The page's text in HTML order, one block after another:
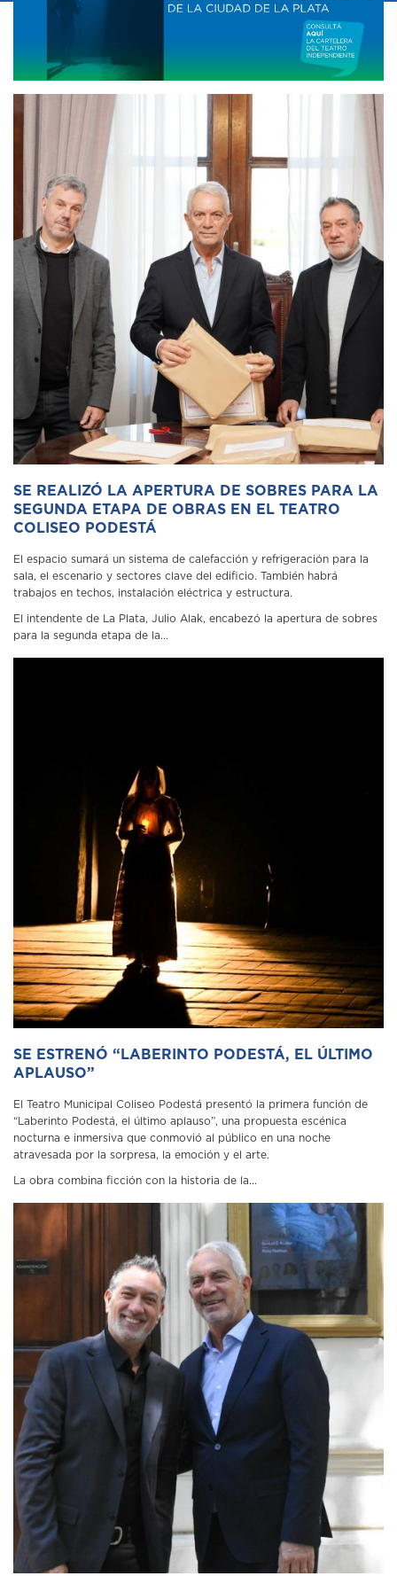
SE REALIZÓ LA APERTURA DE SOBRES PARA LA
SEGUNDA ETAPA DE OBRAS EN EL TEATRO
COLISEO PODESTÁ
El espacio sumará un sistema de calefacción y refrigeración para la
sala, el escenario y sectores clave del edificio. También habrá
trabajos en techos, instalación eléctrica y estructura.
El intendente de La Plata, Julio Alak, encabezó la apertura de sobres
para la segunda etapa de la...
SE ESTRENÓ “LABERINTO PODESTÁ, EL ÚLTIMO
APLAUSO”
El Teatro Municipal Coliseo Podestá presentó la primera función de
“Laberinto Podestá, el último aplauso”, una propuesta escénica
nocturna e inmersiva que conmovió al público en una noche
atravesada por la sorpresa, la emoción y el arte.
La obra combina ficción con la historia de la...